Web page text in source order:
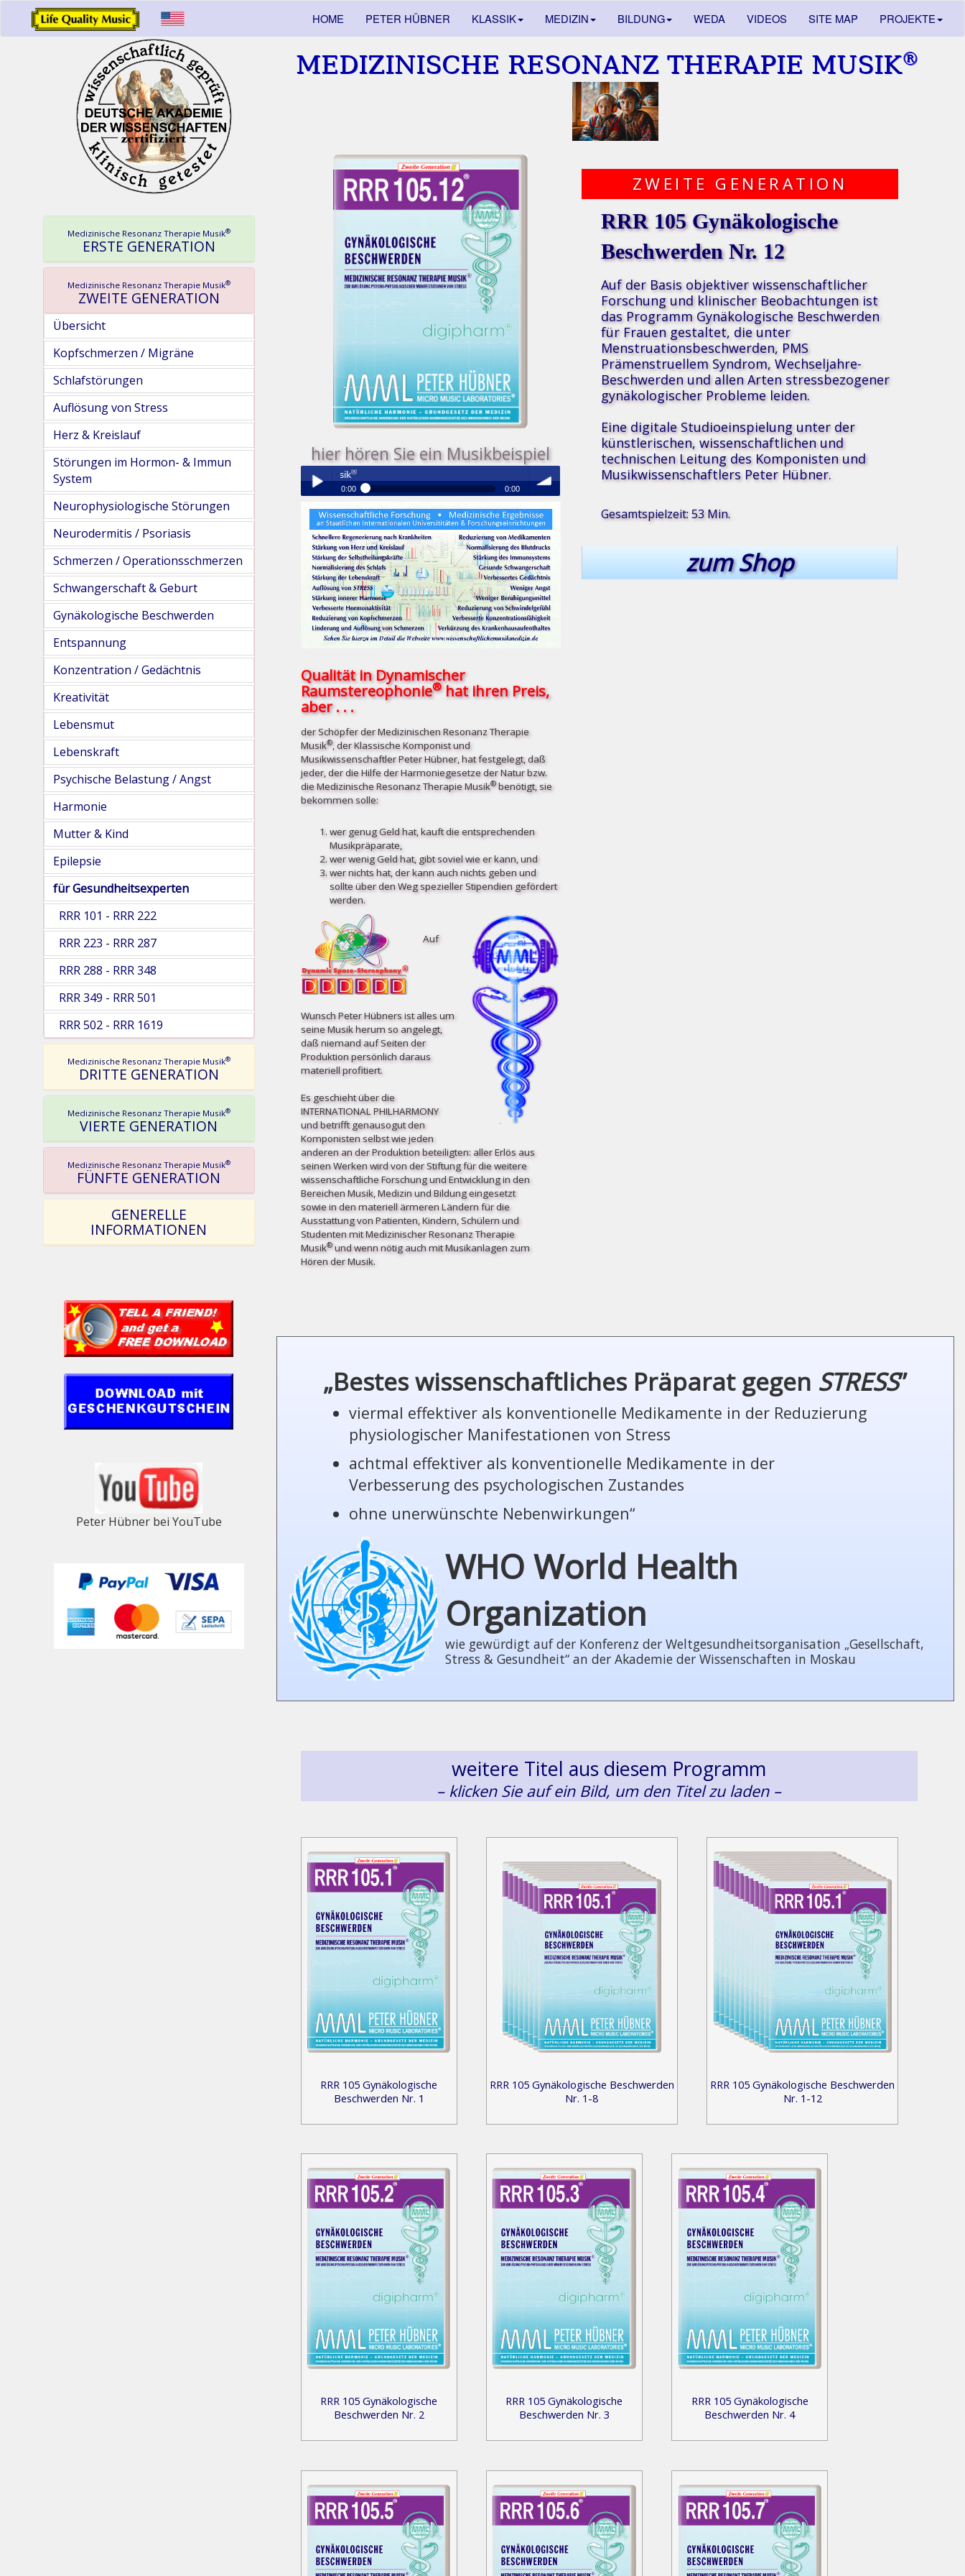
HOME PETER HÜBNER KLASSIK MEDIZIN BILDUNG WEDA VIDEOS SITE MAP PROJEKTE
Medizinische Resonanz Therapie Musik®
ERSTE GENERATION
Medizinische Resonanz Therapie Musik®
ZWEITE GENERATION
Übersicht
Kopfschmerzen / Migräne
Schlafstörungen
Auflösung von Stress
Herz & Kreislauf
Störungen im Hormon- & Immun
System
Neurophysiologische Störungen
Neurodermitis / Psoriasis
Schmerzen / Operationsschmerzen
Schwangerschaft & Geburt
Gynäkologische Beschwerden
Entspannung
Konzentration / Gedächtnis
Kreativität
Lebensmut
Lebenskraft
Psychische Belastung / Angst
Harmonie
Mutter & Kind
Epilepsie
für Gesundheitsexperten
RRR 101 - RRR 222
RRR 223 - RRR 287
RRR 288 - RRR 348
RRR 349 - RRR 501
RRR 502 - RRR 1619
Medizinische Resonanz Therapie Musik®
DRITTE GENERATION
Medizinische Resonanz Therapie Musik®
VIERTE GENERATION
Medizinische Resonanz Therapie Musik®
FÜNFTE GENERATION
GENERELLE
INFORMATIONEN
Peter Hübner bei YouTube
MEDIZINISCHE RESONANZ THERAPIE MUSIK®
hier hören Sie ein Musikbeispiel
Play /
pause
Medizinische Resonanz Therapie Musik®
0:00 0:00
volume
Medizinische Resonanz Therapie Musik®
Qualität in Dynamischer
Raumstereophonie®hat ihren Preis,
aber . . .
der Schöpfer der Medizinischen Resonanz Therapie
Musik®, der Klassische Komponist und
Musikwissenschaftler Peter Hübner, hat festgelegt, daß
jeder, der die Hilfe der Harmoniegesetze der Natur bzw.
die Medizinische Resonanz Therapie Musik®benötigt, sie
bekommen solle:
wer genug Geld hat, kauft die entsprechenden
Musikpräparate,
wer wenig Geld hat, gibt soviel wie er kann, und
wer nichts hat, der kann auch nichts geben und
sollte über den Weg spezieller Stipendien gefördert
werden.
Auf
Wunsch Peter Hübners ist alles um
seine Musik herum so angelegt,
daß niemand auf Seiten der
Produktion persönlich daraus
materiell profitiert.
Es geschieht über die
INTERNATIONAL PHILHARMONY
und betrifft ge­nau­so­gut den
Komponisten selbst wie jeden
anderen an der Produktion beteiligten: aller Erlös aus
seinen Werken wird von der Stiftung für die weitere
wissenschaftliche Forschung und Entwicklung in den
Bereichen Musik, Medizin und Bildung eingesetzt
sowie in den materiell ärmeren Ländern für die
Ausstattung von Patienten, Kindern, Schülern und
Studenten mit Medizinischer Resonanz Therapie
Musik®und wenn nötig auch mit Musikanlagen zum
Hören der Musik.
ZWEITE GENERATION
RRR 105 Gynäkologische
Beschwerden Nr. 12
Auf der Basis objektiver wissenschaftlicher
Forschung und klinischer Beobachtungenist
das Programm Gynäkologische Beschwerden
für Frauen gestaltet, die unter
Menstruationsbeschwerden, PMS
Prämenstruellem Syndrom, Wechseljahre-
Beschwerden und allen Arten stressbezogener
gynäkologischer Probleme leiden.
Eine digitale Studioeinspielung unter der
künstlerischen, wissenschaftlichen und
technischen Leitung des Komponisten und
Musikwissenschaftlers Peter Hübner.
Gesamtspielzeit: 53 Min.
zum Shop
„Bestes wissenschaftliches Präparat gegen STRESS”
viermal effektiver als konventionelle Medikamente in der Reduzierung
phy­sio­lo­gi­scher Manifestationen von Stress
achtmal effektiver als konventionelle Medikamente in der
Verbesserung des psychologischen Zustandes
ohne unerwünschte Nebenwirkungen“
WHO World Health
Organization
wie gewürdigt auf der Konferenz der Welt­ge­sund­heits­or­ga­ni­sa­tion „Gesellschaft,
Stress & Gesundheit“ an der Akademie der Wissenschaften in Moskau
weitere Titel aus diesem Programm
– klicken Sie auf ein Bild, um den Titel zu laden –
RRR 105 Gynäkologische
Beschwerden Nr. 1
RRR 105 Gynäkologische Beschwerden
Nr. 1-8
RRR 105 Gynäkologische Beschwerden
Nr. 1-12
RRR 105 Gynäkologische
Beschwerden Nr. 2
RRR 105 Gynäkologische
Beschwerden Nr. 3
RRR 105 Gynäkologische
Beschwerden Nr. 4